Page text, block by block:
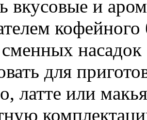
вкусовые и
насадок
для
латте или